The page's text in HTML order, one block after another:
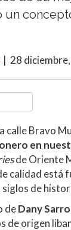
un
| 28
calle Bravo
en
de Oriente
calidad está
de
deDany
de origen